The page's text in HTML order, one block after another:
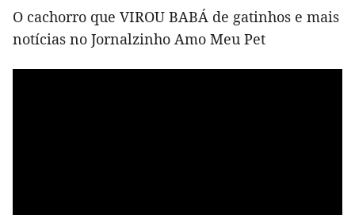
O cachorro que VIROU BABÁ de gatinhos e mais
notícias no Jornalzinho Amo Meu Pet